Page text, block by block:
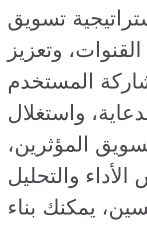
تسويق
وتعزيز
المستخدم
واستغلال
المؤثرين،
والتحليل
يمكنك بناء